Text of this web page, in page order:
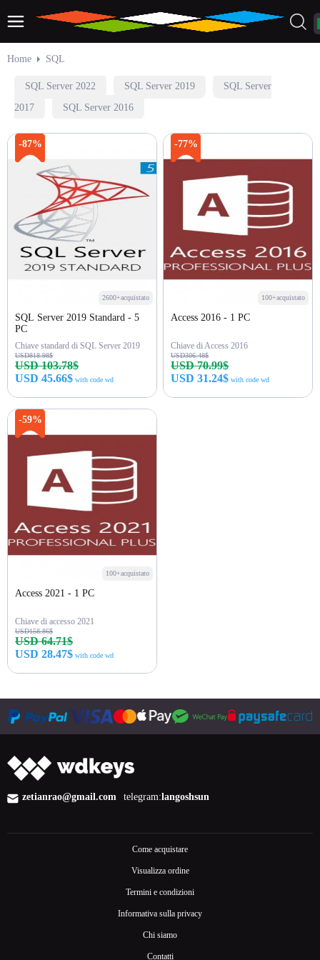
Home SQL
SQL Server 2022 SQL Server 2019
SQL Server
2017
SQL Server 2016
-87%
2600+acquistato
SQL Server 2019 Standard - 5
PC
Chiave standard di SQL Server 2019
USD818.98$
USD 103.78$
USD 45.66$ with code wd
-77%
100+acquistato
Access 2016 - 1 PC
Chiave di Access 2016
USD306.48$
USD 70.99$
USD 31.24$ with code wd
-59%
100+acquistato
Access 2021 - 1 PC
Chiave di accesso 2021
USD158.86$
USD 64.71$
USD 28.47$ with code wd
zetianrao@gmail.com telegram:langoshsun
Come acquistare
Visualizza ordine
Termini e condizioni
Informativa sulla privacy
Chi siamo
Contatti